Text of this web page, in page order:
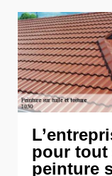
pour tout
peinture